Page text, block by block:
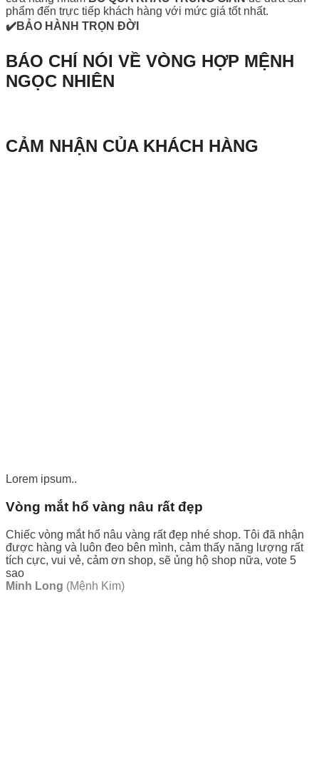
phẩm đến trực tiếp khách hàng với mức giá tốt nhất.
✔️BẢO HÀNH TRỌN ĐỜI
BÁO CHÍ NÓI VỀ VÒNG HỢP MỆNH
NGỌC NHIÊN
CẢM NHẬN CỦA KHÁCH HÀNG
Lorem ipsum..
Vòng mắt hổ vàng nâu rất đẹp
Chiếc vòng mắt hổ nâu vàng rất đẹp nhé shop. Tôi đã nhận
được hàng và luôn đeo bên mình, cảm thấy năng lượng rất
tích cực, vui vẻ, cảm ơn shop, sẽ ủng hộ shop nữa, vote 5
sao
Minh Long (Mệnh Kim)